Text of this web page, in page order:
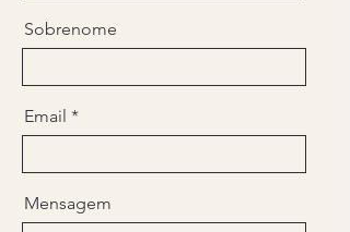
Sobrenome
Email
Mensagem